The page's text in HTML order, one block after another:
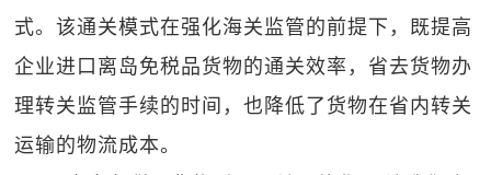
式。该通关模式在强化海关监管的前提下，既提高
企业进口离岛免税品货物的通关效率，省去货物办
理转关监管手续的时间，也降低了货物在省内转关
运输的物流成本。